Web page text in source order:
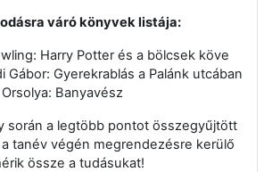
váró könyvek listája:
Harry Potter és a bölcsek köve
Gábor: Gyerekrablás a Palánk utcában
Banyavész
során a legtöbb pontot összegyűjtött
tanév végén megrendezésre kerülő
össze a tudásukat!